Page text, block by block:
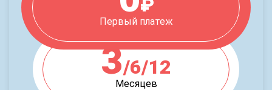
₽
Первый платеж
3/6/12
Месяцев